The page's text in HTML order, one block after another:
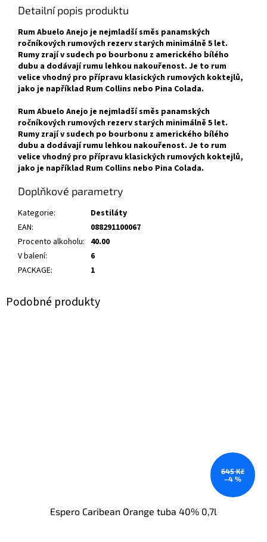
Detailní popis produktu
Rum Abuelo Anejo je nejmladší směs panamských
ročníkových rumových rezerv starých minimálně 5 let.
Rumy zrají v sudech po bourbonu z amerického bílého
dubu a dodávají rumu lehkou nakouřenost. Je to rum
velice vhodný pro přípravu klasických rumových koktejlů,
jako je například Rum Collins nebo Pina Colada.
Rum Abuelo Anejo je nejmladší směs panamských
ročníkových rumových rezerv starých minimálně 5 let.
Rumy zrají v sudech po bourbonu z amerického bílého
dubu a dodávají rumu lehkou nakouřenost. Je to rum
velice vhodný pro přípravu klasických rumových koktejlů,
jako je například Rum Collins nebo Pina Colada.
Doplňkové parametry
Kategorie:
Destiláty
EAN:
088291100067
Procento alkoholu: 40.00
V balení:
6
PACKAGE: 1
645 Kč
–4 %
Espero Caribean Orange tuba 40% 0,7l